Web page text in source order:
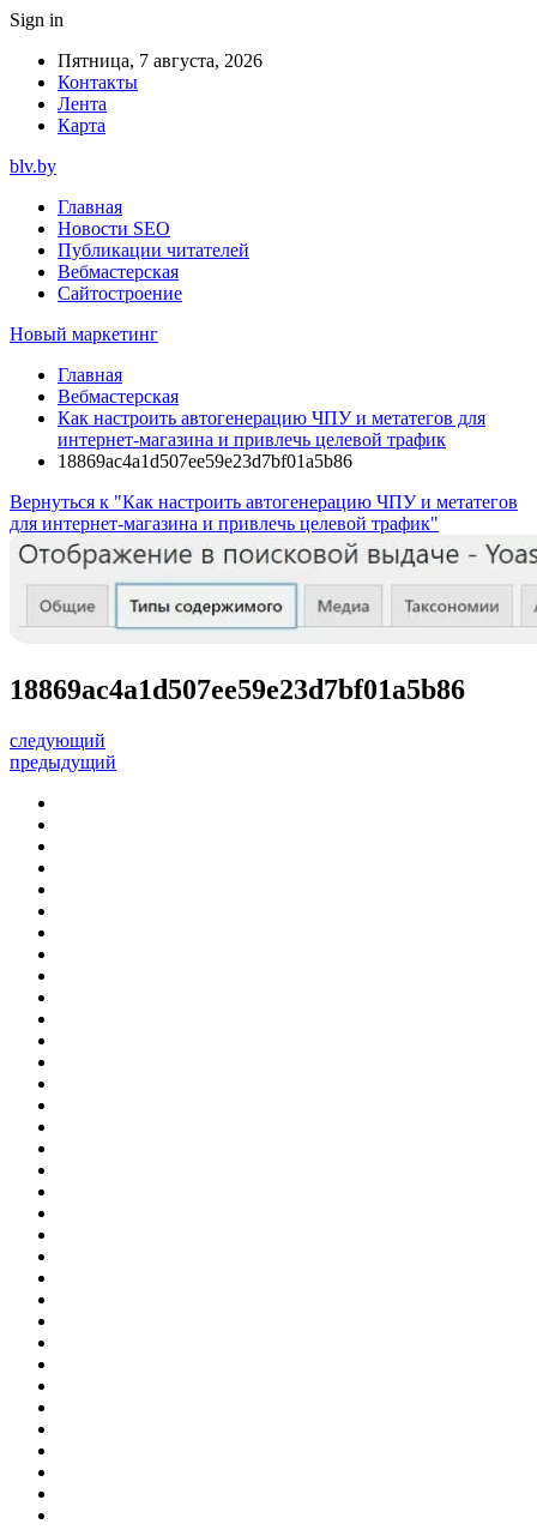
Sign in
Пятница, 7 августа, 2026
Контакты
Лента
Карта
blv.by
Главная
Новости SEO
Публикации читателей
Вебмастерская
Сайтостроение
Новый маркетинг
Главная
Вебмастерская
Как настроить автогенерацию ЧПУ и метатегов для
интернет-магазина и привлечь целевой трафик
18869ac4a1d507ee59e23d7bf01a5b86
Вернуться к "Как настроить автогенерацию ЧПУ и метатегов
для интернет-магазина и привлечь целевой трафик"
18869ac4a1d507ee59e23d7bf01a5b86
следующий
предыдущий